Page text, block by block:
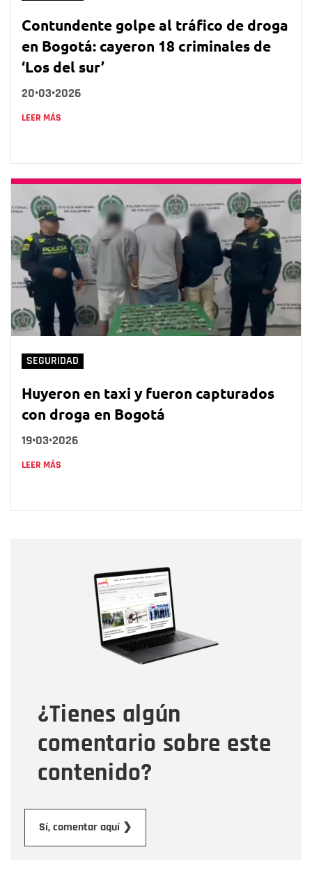
Contundente golpe al tráfico de droga
en Bogotá: cayeron 18 criminales de
‘Los del sur’
20•03•2026
LEER MÁS
SEGURIDAD
Huyeron en taxi y fueron capturados
con droga en Bogotá
19•03•2026
LEER MÁS
¿Tienes algún
comentario sobre este
contenido?
Sí, comentar aquí ❯
Correo electrónico
Tipo de comentario
Mensaje